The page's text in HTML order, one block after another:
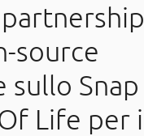
source
sullo
Life per